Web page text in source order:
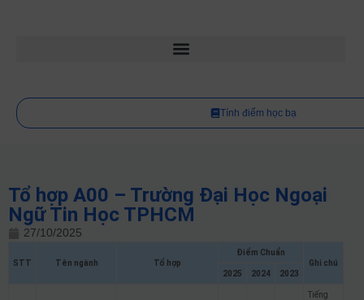
Tính điểm học bạ
Tổ hợp A00 – Trường Đại Học Ngoại
Ngữ Tin Học TPHCM
27/10/2025
STT Tên ngành Tổ hợp
Điểm Chuẩn
Ghi chú
2025
2024 2023
Tiếng